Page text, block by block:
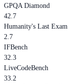
GPQA Diamond
42.7
Humanity's Last Exam
2.7
IFBench
32.3
LiveCodeBench
33.2